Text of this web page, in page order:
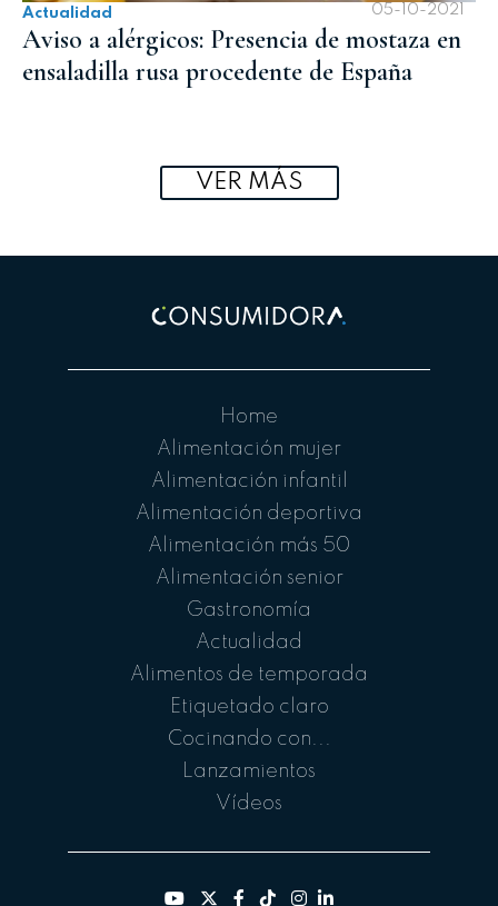
Actualidad 05-10-2021
Aviso a alérgicos: Presencia de mostaza en
ensaladilla rusa procedente de España
VER MÁS
Home
Alimentación mujer
Alimentación infantil
Alimentación deportiva
Alimentación más 50
Alimentación senior
Gastronomía
Actualidad
Alimentos de temporada
Etiquetado claro
Cocinando con...
Lanzamientos
Vídeos